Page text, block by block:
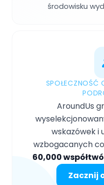
środowisku
SPOŁECZNOŚĆ
AroundUs
wskazówek i
wzbogacanych
60,000
Zacznij